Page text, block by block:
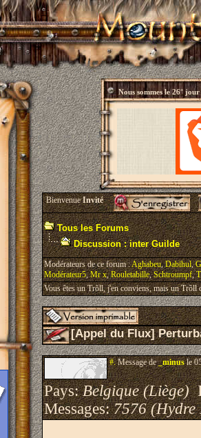
Nous sommes le26° jour
BienvenueInvité
Tous les Forums
Discussion : inter Guilde
Modérateurs de ce forum :Aghabeu,Dabihul,
Modérateur5,Mr x,Rouletabille,Schtroumpf,
Vous êtes un Trõll, j'en conviens, mais un Trõll
[Appel du Flux]
#.Message de_minusle
Pays:Belgique (Liège)
Messages:7576 (Hydre